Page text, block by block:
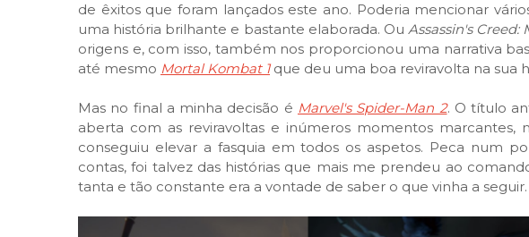
de êxitos que foram lançados este ano. Poderia mencionar
uma história brilhante e bastante elaborada. OuAssassin's Creed:
origens e, com isso, também nos proporcionou uma narrativa
até mesmo Mortal Kombat 1que deu uma boa reviravolta na sua
Mas no final a minha decisão é Marvel's Spider-Man 2. O título
aberta com as reviravoltas e inúmeros momentos marcantes,
conseguiu elevar a fasquia em todos os aspetos. Peca num
contas, foi talvez das histórias que mais me prendeu ao
tanta e tão constante era a vontade de saber o que vinha a seguir.